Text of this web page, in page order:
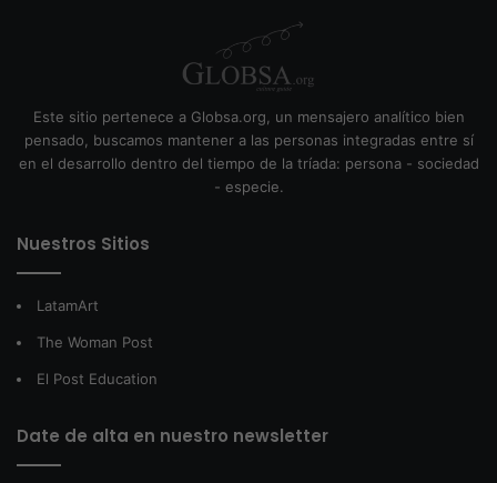
Este sitio pertenece a Globsa.org, un mensajero analítico bien
pensado, buscamos mantener a las personas integradas entre sí
en el desarrollo dentro del tiempo de la tríada: persona - sociedad
- especie.
Nuestros Sitios
LatamArt
The Woman Post
El Post Education
Date de alta en nuestro newsletter